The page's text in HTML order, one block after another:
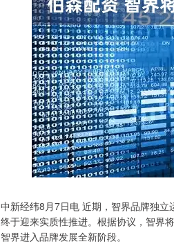
中新经纬8月7日电 近期，智界品牌独
终于迎来实质性推进。根据协议，智界
智界进入品牌发展全新阶段。